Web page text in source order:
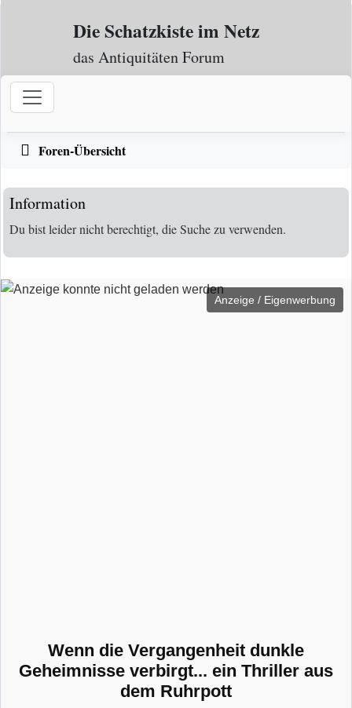
Zum Inhalt
Die Schatzkiste im Netz
das Antiquitäten Forum
Foren-Übersicht
Information
Du bist leider nicht berechtigt, die Suche zu verwenden.
Anzeige / Eigenwerbung
Wenn die Vergangenheit dunkle
Geheimnisse verbirgt... ein Thriller aus
dem Ruhrpott